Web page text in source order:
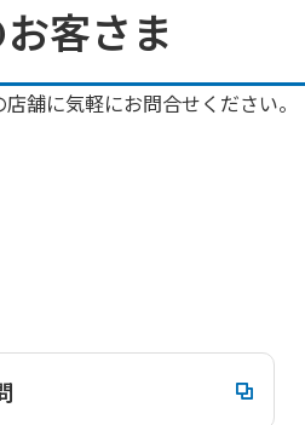
客さま
舗に気軽にお問合せください。